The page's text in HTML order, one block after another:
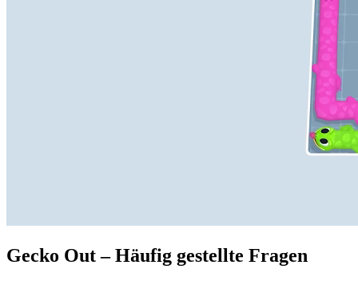
Gecko Out – Häufig gestellte Fragen